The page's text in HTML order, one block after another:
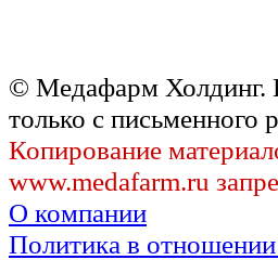
© Медафарм Холдинг.
только с письменного
Копирование
www.medafarm.ru
О компании
Политика в